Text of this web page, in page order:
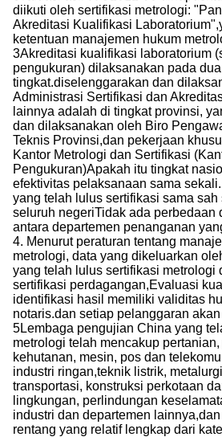
diikuti oleh sertifikasi metrologi:
Akreditasi Kualifikasi
ketentuan manajemen hukum
3Akreditasi kualifikasi laboratorium
pengukuran) dilaksanakan pada dua
tingkat.diselenggarakan dan
Administrasi Sertifikasi dan
lainnya adalah di tingkat provinsi,
dan dilaksanakan oleh Biro
Teknis Provinsi,dan pekerjaan
Kantor Metrologi dan Sertifikasi
Pengukuran)Apakah itu tingkat
efektivitas pelaksanaan sama
yang telah lulus sertifikasi sama sah
seluruh negeriTidak ada perbedaan
antara departemen penanganan
4. Menurut peraturan tentang
metrologi, data yang dikeluarkan
yang telah lulus sertifikasi metrologi
sertifikasi perdagangan,Evaluasi
identifikasi hasil memiliki validitas
notaris.dan setiap pelanggaran
5Lembaga pengujian China yang
metrologi telah mencakup
kehutanan, mesin, pos dan
industri ringan,teknik listrik,
transportasi, konstruksi perkotaan
lingkungan, perlindungan
industri dan departemen
rentang yang relatif lengkap dari